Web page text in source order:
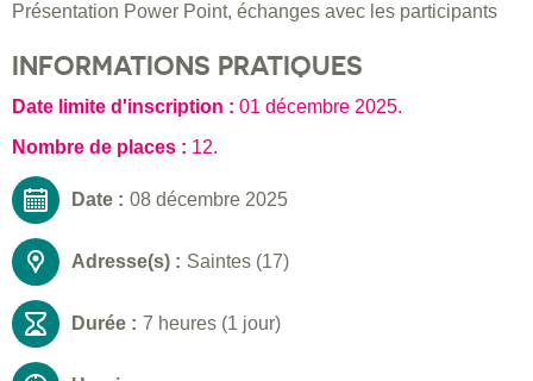
Présentation Power Point, échanges avec les participants
INFORMATIONS PRATIQUES
Date limite d'inscription : 01 décembre 2025.
Nombre de places : 12.
Date : 08 décembre 2025
Adresse(s) : Saintes (17)
Durée : 7 heures (1 jour)